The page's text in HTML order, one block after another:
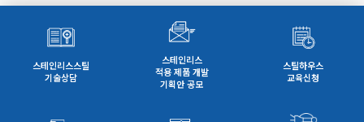
스테인리스스틸
기술상담
스테인리스
적용 제품 개발
기획안 공모
스틸하우스
교육신청